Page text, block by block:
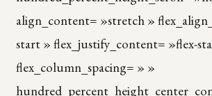
align_content= »stretch »
start » flex_justify_content= »flex-
flex_column_spacing= » »